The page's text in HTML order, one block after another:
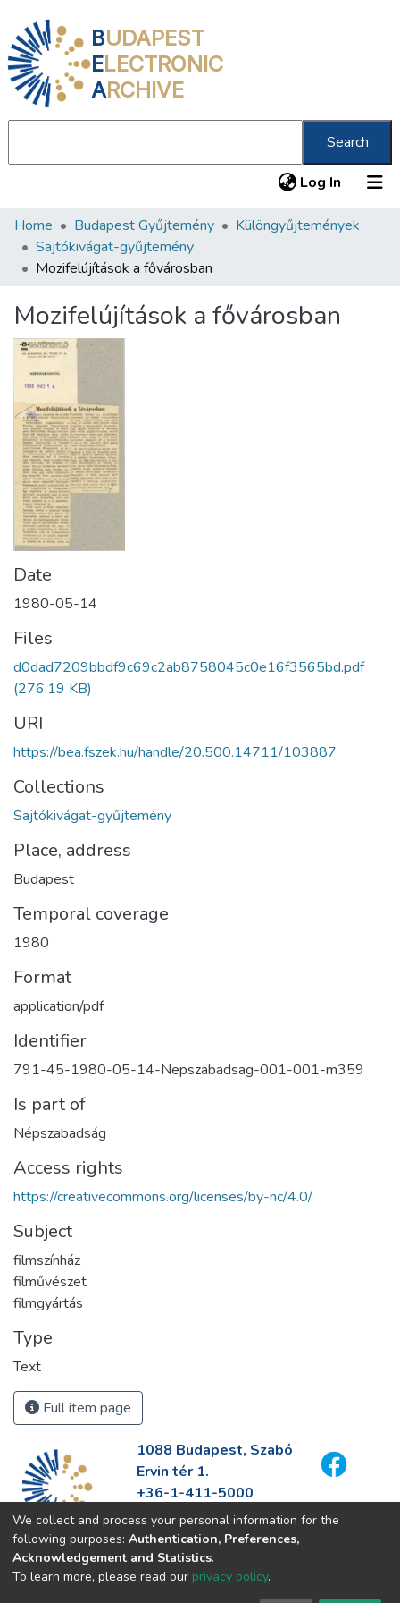
BUDAPEST
ELECTRONIC
ARCHIVE
Search
Log In (current)
Communities & Collections
All of DSpace
About us
Home Budapest Gyűjtemény
Különgyűjtemények
Sajtókivágat-gyűjtemény
Mozifelújítások a fővárosban
Mozifelújítások a fővárosban
Date
1980-05-14
Files
d0dad7209bbdf9c69c2ab8758045c0e16f3565bd.pdf
(276.19 KB)
URI
https://bea.fszek.hu/handle/20.500.14711/103887
Collections
Sajtókivágat-gyűjtemény
Place, address
Budapest
Temporal coverage
1980
Format
application/pdf
Identifier
791-45-1980-05-14-Nepszabadsag-001-001-m359
Is part of
Népszabadság
Access rights
https://creativecommons.org/licenses/by-nc/4.0/
Subject
filmszínház
filművészet
filmgyártás
Type
Text
Full item page
1088 Budapest, Szabó
Ervin tér 1.
+36-1-411-5000
info@fszek.hu
https://fszek.hu
We collect and process your personal information for the
following purposes: Authentication, Preferences,
Acknowledgement and Statistics.
To learn more, please read our privacy policy.